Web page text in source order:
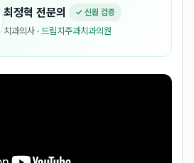
최정혁 전문의 ✓ 신원 검증
치과의사 · 드림치주과치과의원